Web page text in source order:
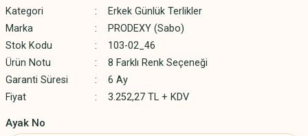
Kategori
Erkek Günlük Terlikler
Marka
PRODEXY (Sabo)
Stok Kodu
103-02_46
Ürün Notu
8 Farklı Renk Seçeneği
Garanti Süresi
6 Ay
Fiyat
3.252,27 TL + KDV
Ayak No